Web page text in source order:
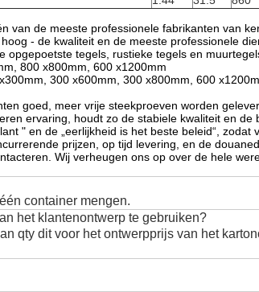
van de meeste professionele fabrikanten van
- de kwaliteit en de meeste professionele
opgepoetste tegels, rustieke tegels en
800 x800mm, 600 x1200mm
300 x600mm, 300 x800mm, 600
goed, meer vrije steekproeven worden
ervaring, houdt zo de stabiele kwaliteit en de
" en de „eerlijkheid is het beste beleid“,
prijzen, op tijd levering, en de
Wij verheugen ons op over de hele
container mengen.
het klantenontwerp te gebruiken?
qty dit voor het ontwerpprijs van het